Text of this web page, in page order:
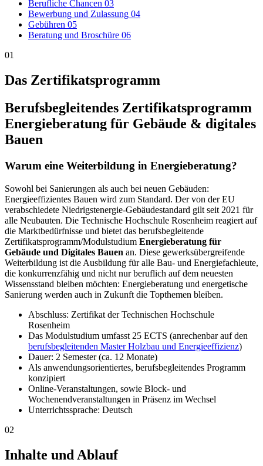
Berufliche Chancen 03
Bewerbung und Zulassung 04
Gebühren 05
Beratung und Broschüre 06
01
Das Zertifikatsprogramm
Berufsbegleitendes Zertifikatsprogramm
Energieberatung für Gebäude & digitales
Bauen
Warum eine Weiterbildung in Energieberatung?
Sowohl bei Sanierungen als auch bei neuen Gebäuden:
Energieeffizientes Bauen wird zum Standard. Der von der EU
verabschiedete Niedrigstenergie-Gebäudestandard gilt seit 2021 für
alle Neubauten. Die Technische Hochschule Rosenheim reagiert auf
die Marktbedürfnisse und bietet das berufsbegleitende
Zertifikatsprogramm/Modulstudium Energieberatung für
Gebäude und Digitales Bauen an. Diese gewerksübergreifende
Weiterbildung ist die Ausbildung für alle Bau- und Energiefachleute,
die konkurrenzfähig und nicht nur beruflich auf dem neuesten
Wissensstand bleiben möchten: Energieberatung und energetische
Sanierung werden auch in Zukunft die Topthemen bleiben.
Abschluss: Zertifikat der Technischen Hochschule
Rosenheim
Das Modulstudium umfasst 25 ECTS (anrechenbar auf den
berufsbegleitenden Master Holzbau und Energieeffizienz)
Dauer: 2 Semester (ca. 12 Monate)
Als anwendungsorientiertes, berufsbegleitendes Programm
konzipiert
Online-Veranstaltungen, sowie Block- und
Wochenendveranstaltungen in Präsenz im Wechsel
Unterrichtssprache: Deutsch
02
Inhalte und Ablauf